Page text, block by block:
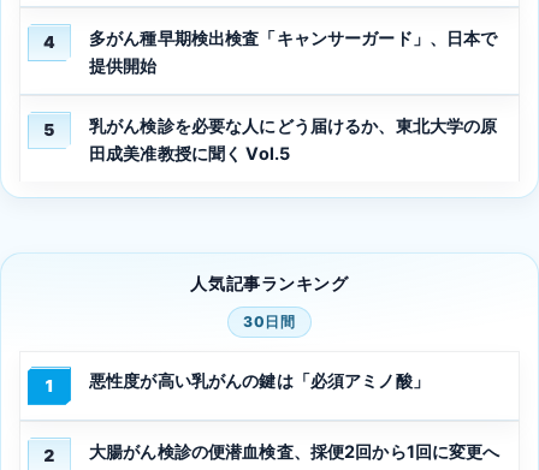
4
多がん種早期検出検査「キャンサーガード」、日本で
提供開始
5
乳がん検診を必要な人にどう届けるか、東北大学の原
田成美准教授に聞く Vol.5
人気記事ランキング
30日間
1 悪性度が高い乳がんの鍵は「必須アミノ酸」
2 大腸がん検診の便潜血検査、採便2回から1回に変更へ